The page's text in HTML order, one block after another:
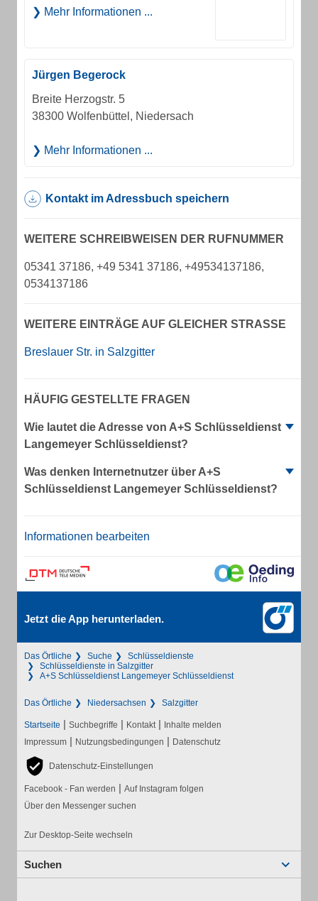
Mehr Informationen ...
Jürgen Begerock
Breite Herzogstr. 5
38300 Wolfenbüttel, Niedersach
Mehr Informationen ...
Kontakt im Adressbuch speichern
WEITERE SCHREIBWEISEN DER RUFNUMMER
05341 37186, +49 5341 37186, +49534137186,
0534137186
WEITERE EINTRÄGE AUF GLEICHER STRASSE
Breslauer Str. in Salzgitter
HÄUFIG GESTELLTE FRAGEN
Wie lautet die Adresse von A+S Schlüsseldienst
Langemeyer Schlüsseldienst?
Was denken Internetnutzer über A+S
Schlüsseldienst Langemeyer Schlüsseldienst?
Informationen bearbeiten
Jetzt die App herunterladen.
Das Örtliche Suche
Schlüsseldienste
Schlüsseldienste in Salzgitter
A+S Schlüsseldienst Langemeyer Schlüsseldienst
Das Örtliche Niedersachsen Salzgitter
Startseite | Suchbegriffe | Kontakt | Inhalte melden
Impressum | Nutzungsbedingungen | Datenschutz
Datenschutz-Einstellungen
Facebook - Fan werden | Auf Instagram folgen
Über den Messenger suchen
Zur Desktop-Seite wechseln
Suchen